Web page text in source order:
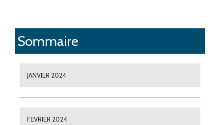
Sommaire
JANVIER 2024
FEVRIER 2024